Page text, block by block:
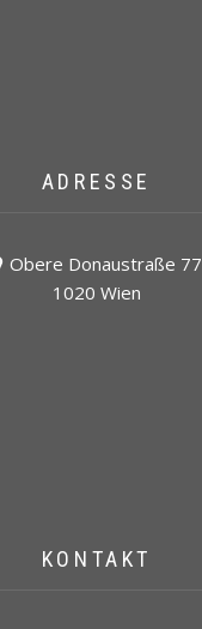
ADRESSE
aObere Donaustraße 77
1020 Wien
KONTAKT